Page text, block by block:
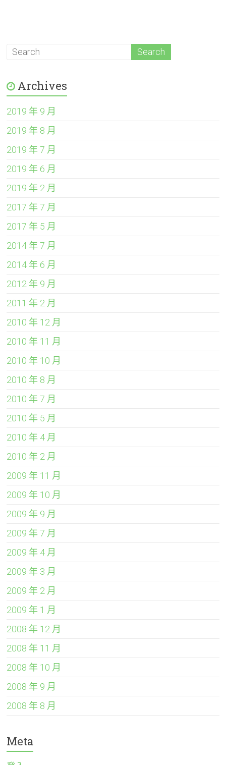
Archives
2019 年 9 月
2019 年 8 月
2019 年 7 月
2019 年 6 月
2019 年 2 月
2017 年 7 月
2017 年 5 月
2014 年 7 月
2014 年 6 月
2012 年 9 月
2011 年 2 月
2010 年 12 月
2010 年 11 月
2010 年 10 月
2010 年 8 月
2010 年 7 月
2010 年 5 月
2010 年 4 月
2010 年 2 月
2009 年 11 月
2009 年 10 月
2009 年 9 月
2009 年 7 月
2009 年 4 月
2009 年 3 月
2009 年 2 月
2009 年 1 月
2008 年 12 月
2008 年 11 月
2008 年 10 月
2008 年 9 月
2008 年 8 月
Meta